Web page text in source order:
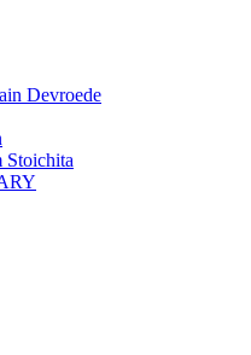
Devroede
Stoichita